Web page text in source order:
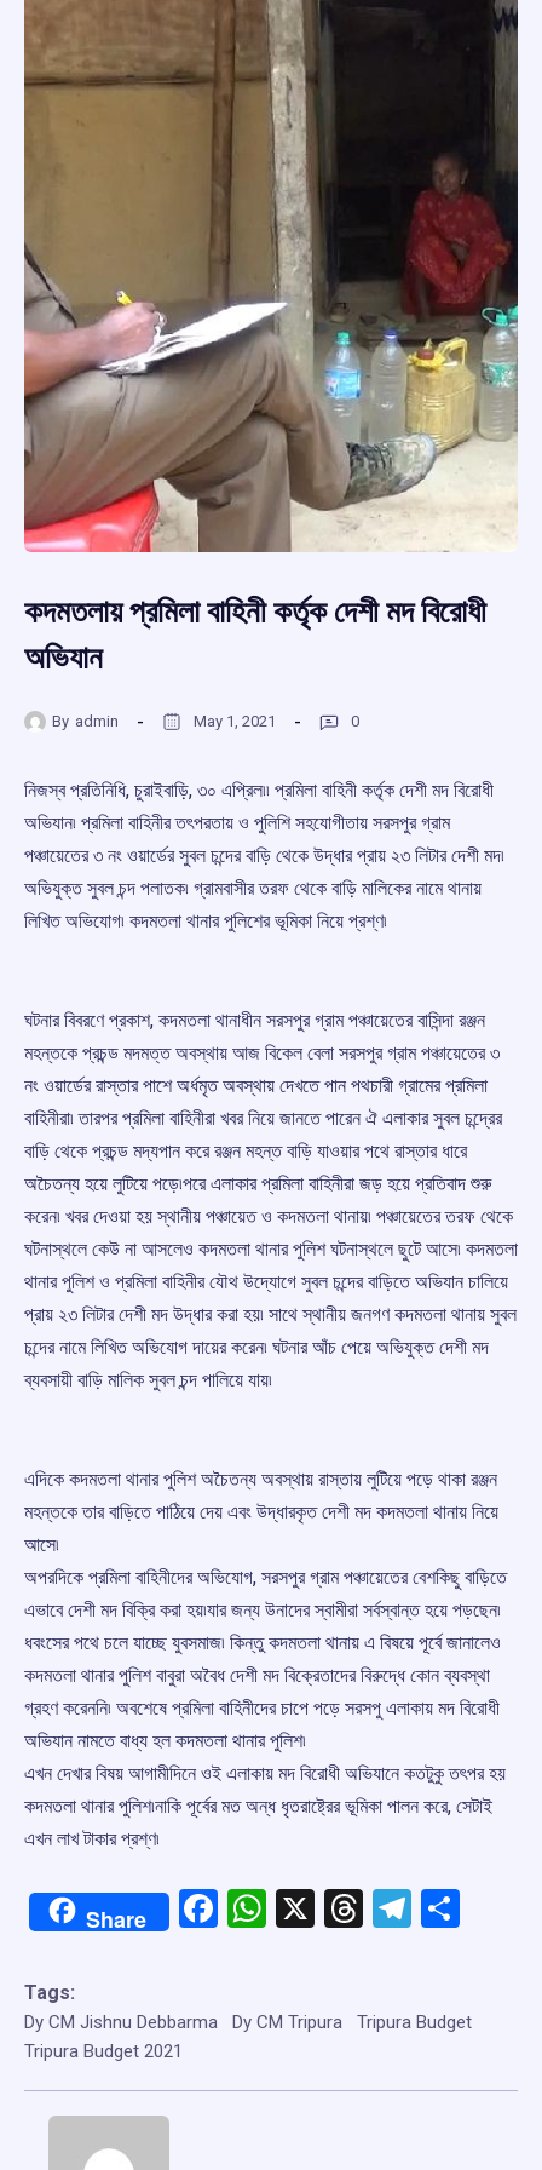
কদমতলায় প্রমিলা বাহিনী কর্তৃক দেশী মদ বিরোধী
অভিযান
By admin May 1, 2021 0
নিজস্ব প্রতিনিধি, চুরাইবাড়ি, ৩০ এপ্রিল৷৷ প্রমিলা বাহিনী কর্তৃক দেশী মদ বিরোধী
অভিযান৷ প্রমিলা বাহিনীর তৎপরতায় ও পুলিশি সহযোগীতায় সরসপুর গ্রাম
পঞ্চায়েতের ৩ নং ওয়ার্ডের সুবল চন্দের বাড়ি থেকে উদ্ধার প্রায় ২৩ লিটার দেশী মদ৷
অভিযুক্ত সুবল চন্দ পলাতক৷ গ্রামবাসীর তরফ থেকে বাড়ি মালিকের নামে থানায়
লিখিত অভিযোগ৷ কদমতলা থানার পুলিশের ভূমিকা নিয়ে প্রশ্ণ৷
ঘটনার বিবরণে প্রকাশ, কদমতলা থানাধীন সরসপুর গ্রাম পঞ্চায়েতের বাসিন্দা রঞ্জন
মহন্তকে প্রচন্ড মদমত্ত অবস্থায় আজ বিকেল বেলা সরসপুর গ্রাম পঞ্চায়েতের ৩
নং ওয়ার্ডের রাস্তার পাশে অর্ধমৃত অবস্থায় দেখতে পান পথচারী গ্রামের প্রমিলা
বাহিনীরা৷ তারপর প্রমিলা বাহিনীরা খবর নিয়ে জানতে পারেন ঐ এলাকার সুবল চন্দ্রের
বাড়ি থেকে প্রচন্ড মদ্যপান করে রঞ্জন মহন্ত বাড়ি যাওয়ার পথে রাস্তার ধারে
অচৈতন্য হয়ে লুটিয়ে পড়ে৷পরে এলাকার প্রমিলা বাহিনীরা জড় হয়ে প্রতিবাদ শুরু
করেন৷ খবর দেওয়া হয় স্থানীয় পঞ্চায়েত ও কদমতলা থানায়৷ পঞ্চায়েতের তরফ থেকে
ঘটনাস্থলে কেউ না আসলেও কদমতলা থানার পুলিশ ঘটনাস্থলে ছুটে আসে৷ কদমতলা
থানার পুলিশ ও প্রমিলা বাহিনীর যৌথ উদ্যোগে সুবল চন্দের বাড়িতে অভিযান চালিয়ে
প্রায় ২৩ লিটার দেশী মদ উদ্ধার করা হয়৷ সাথে স্থানীয় জনগণ কদমতলা থানায় সুবল
চন্দের নামে লিখিত অভিযোগ দায়ের করেন৷ ঘটনার আঁচ পেয়ে অভিযুক্ত দেশী মদ
ব্যবসায়ী বাড়ি মালিক সুবল চন্দ পালিয়ে যায়৷
এদিকে কদমতলা থানার পুলিশ অচৈতন্য অবস্থায় রাস্তায় লুটিয়ে পড়ে থাকা রঞ্জন
মহন্তকে তার বাড়িতে পাঠিয়ে দেয় এবং উদ্ধারকৃত দেশী মদ কদমতলা থানায় নিয়ে
আসে৷
অপরদিকে প্রমিলা বাহিনীদের অভিযোগ, সরসপুর গ্রাম পঞ্চায়েতের বেশকিছু বাড়িতে
এভাবে দেশী মদ বিক্রি করা হয়৷যার জন্য উনাদের স্বামীরা সর্বস্বান্ত হয়ে পড়ছেন৷
ধবংসের পথে চলে যাচ্ছে যুবসমাজ৷ কিন্তু কদমতলা থানায় এ বিষয়ে পূর্বে জানালেও
কদমতলা থানার পুলিশ বাবুরা অবৈধ দেশী মদ বিক্রেতাদের বিরুদ্ধে কোন ব্যবস্থা
গ্রহণ করেননি৷ অবশেষে প্রমিলা বাহিনীদের চাপে পড়ে সরসপু এলাকায় মদ বিরোধী
অভিযান নামতে বাধ্য হল কদমতলা থানার পুলিশ৷
এখন দেখার বিষয় আগামীদিনে ওই এলাকায় মদ বিরোধী অভিযানে কতটুকু তৎপর হয়
কদমতলা থানার পুলিশ৷নাকি পূর্বের মত অন্ধ ধৃতরাষ্ট্রের ভূমিকা পালন করে, সেটাই
এখন লাখ টাকার প্রশ্ণ৷
Share Facebook
WhatsApp
X Threads
Tags:
Dy CM Jishnu Debbarma Dy CM Tripura
Tripura Budget
Tripura Budget 2021